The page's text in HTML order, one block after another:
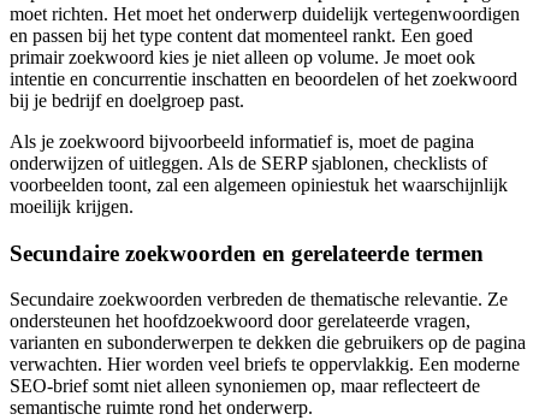
moet richten. Het moet het onderwerp duidelijk vertegenwoordigen
en passen bij het type content dat momenteel rankt. Een goed
primair zoekwoord kies je niet alleen op volume. Je moet ook
intentie en concurrentie inschatten en beoordelen of het zoekwoord
bij je bedrijf en doelgroep past.
Als je zoekwoord bijvoorbeeld informatief is, moet de pagina
onderwijzen of uitleggen. Als de SERP sjablonen, checklists of
voorbeelden toont, zal een algemeen opiniestuk het waarschijnlijk
moeilijk krijgen.
Secundaire zoekwoorden en gerelateerde termen
Secundaire zoekwoorden verbreden de thematische relevantie. Ze
ondersteunen het hoofdzoekwoord door gerelateerde vragen,
varianten en subonderwerpen te dekken die gebruikers op de pagina
verwachten. Hier worden veel briefs te oppervlakkig. Een moderne
SEO‑brief somt niet alleen synoniemen op, maar reflecteert de
semantische ruimte rond het onderwerp.